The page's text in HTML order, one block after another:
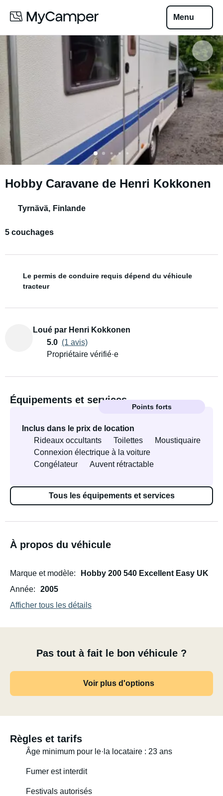
Menu
Hobby Caravane de Henri Kokkonen
Tyrnävä, Finlande
5 couchages
Le permis de conduire requis dépend du véhicule
tracteur
Loué par Henri Kokkonen
5.0 (1 avis)
Propriétaire vérifié·e
Équipements et services
Points forts
Inclus dans le prix de location
Rideaux occultants
Toilettes
Moustiquaire
Connexion électrique à la voiture
Congélateur
Auvent rétractable
Tous les équipements et services
À propos du véhicule
Marque et modèle
Hobby 200 540 Excellent Easy UK
Année
2005
Afficher tous les détails
Pas tout à fait le bon véhicule ?
Voir plus d'options
Règles et tarifs
Âge minimum pour le·la locataire : 23 ans
Fumer est interdit
Festivals autorisés